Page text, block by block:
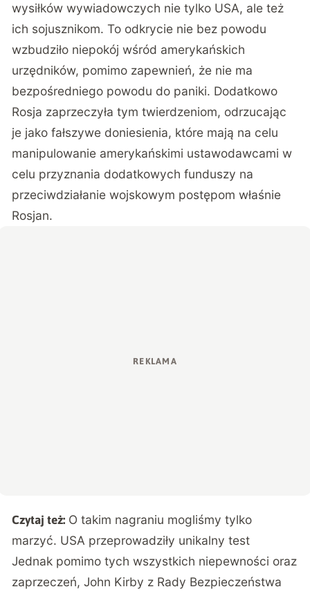
wysiłków wywiadowczych nie tylko USA, ale też
ich sojusznikom. To odkrycie nie bez powodu
wzbudziło niepokój wśród amerykańskich
urzędników, pomimo zapewnień, że nie ma
bezpośredniego powodu do paniki. Dodatkowo
Rosja zaprzeczyła tym twierdzeniom, odrzucając
je jako fałszywe doniesienia, które mają na celu
manipulowanie amerykańskimi ustawodawcami w
celu przyznania dodatkowych funduszy na
przeciwdziałanie wojskowym postępom właśnie
Rosjan.
Czytaj też: O takim nagraniu mogliśmy tylko
marzyć. USA przeprowadziły unikalny test
Jednak pomimo tych wszystkich niepewności oraz
zaprzeczeń, John Kirby z Rady Bezpieczeństwa